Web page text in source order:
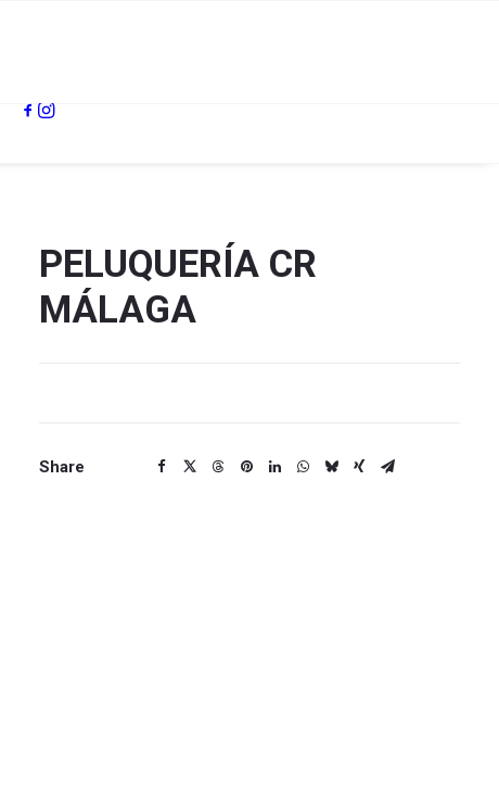
PELUQUERÍA CR
MÁLAGA
Share